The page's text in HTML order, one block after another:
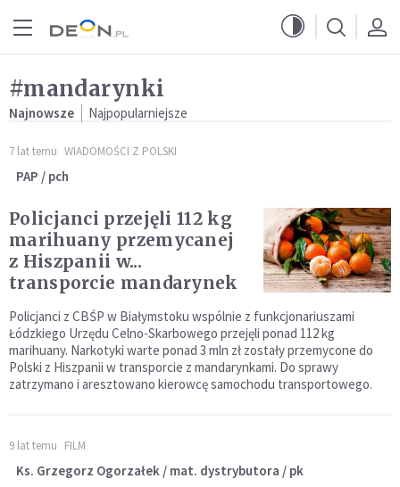
#mandarynki
Najnowsze Najpopularniejsze
7 lat temu WIADOMOŚCI Z POLSKI
PAP / pch
Policjanci przejęli 112 kg
marihuany przemycanej
z Hiszpanii w...
transporcie mandarynek
Policjanci z CBŚP w Białymstoku wspólnie z funkcjonariuszami
Łódzkiego Urzędu Celno-Skarbowego przejęli ponad 112 kg
marihuany. Narkotyki warte ponad 3 mln zł zostały przemycone do
Polski z Hiszpanii w transporcie z mandarynkami. Do sprawy
zatrzymano i aresztowano kierowcę samochodu transportowego.
9 lat temu FILM
Ks. Grzegorz Ogorzałek / mat. dystrybutora / pk